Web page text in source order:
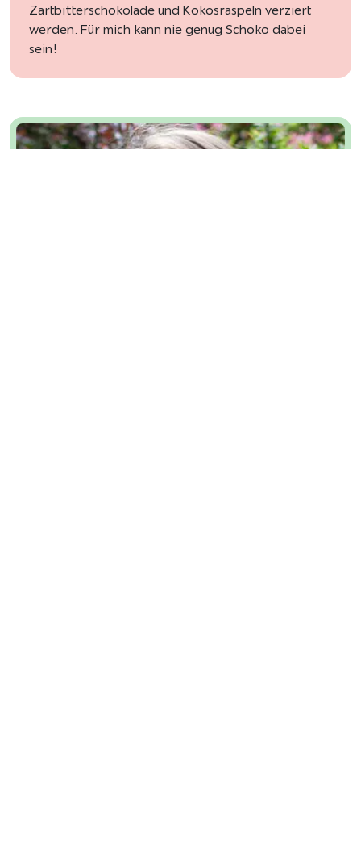
Zartbitterschokolade und Kokosraspeln verziert
werden. Für mich kann nie genug Schoko dabei
sein!